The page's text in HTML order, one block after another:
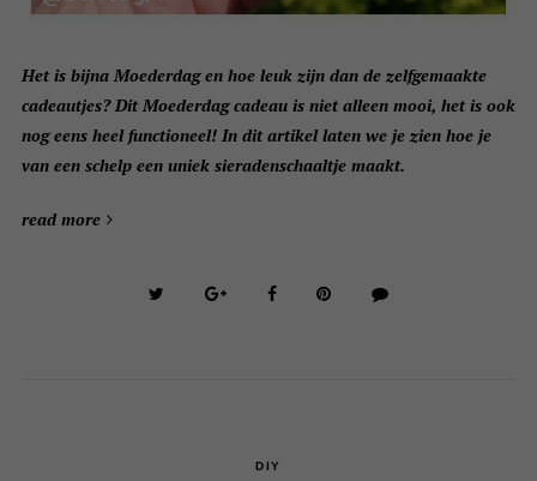
Het is bijna Moederdag en hoe leuk zijn dan de zelfgemaakte
cadeautjes? Dit Moederdag cadeau is niet alleen mooi, het is ook
nog eens heel functioneel! In dit artikel laten we je zien hoe je
van een schelp een uniek sieradenschaaltje maakt.
read more
DIY